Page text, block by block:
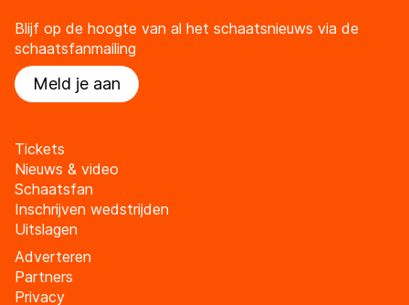
Blijf op de hoogte van al het schaatsnieuws via de
schaatsfanmailing
Meld je aan
Tickets
Nieuws & video
Schaatsfan
Inschrijven wedstrijden
Uitslagen
Adverteren
Partners
Privacy